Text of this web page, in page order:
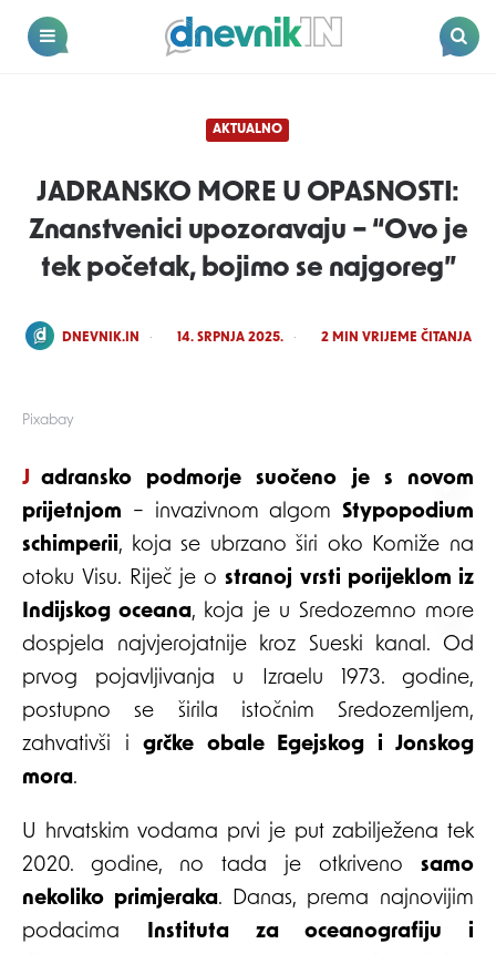
Dnevnik.in
Pixabay
AKTUALNO
JADRANSKO MORE U OPASNOSTI:
Znanstvenici upozoravaju – “Ovo je
tek početak, bojimo se najgoreg”
POSTED
DNEVNIK.IN 14. SRPNJA 2025. 2MIN VRIJEME ČITANJA
Jadransko podmorje suočeno je s novom
prijetnjom – invazivnom algom Stypopodium
schimperii, koja se ubrzano širi oko Komiže na
otoku Visu. Riječ je ostranoj vrsti porijeklom iz
Indijskog oceana, koja je u Sredozemno more
dospjela najvjerojatnije kroz Sueski kanal. Od
prvog pojavljivanja u Izraelu 1973. godine,
postupno se širila istočnim Sredozemljem,
zahvativši i grčke obale Egejskog i Jonskog
mora.
U hrvatskim vodama prvi je put zabilježena tek
2020. godine, no tada je otkriveno samo
nekoliko primjeraka. Danas, prema najnovijim
podacima Instituta za oceanografiju i